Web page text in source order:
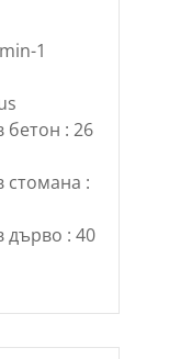
1
: 26
стомана :
дърво : 40